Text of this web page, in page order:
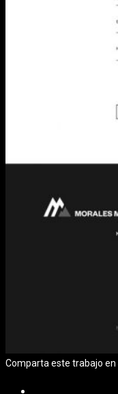
Comparta este trabajo